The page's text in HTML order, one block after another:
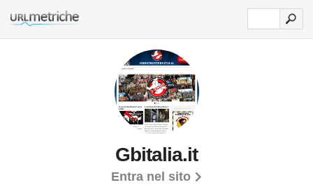
Gbitalia.it
Entra nel sito